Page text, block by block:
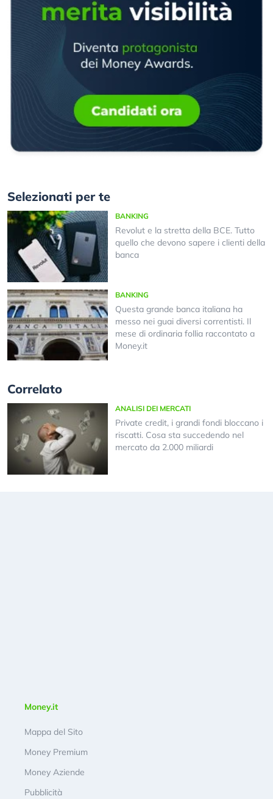
Selezionati per te
BANKING
Revolut e la stretta della BCE. Tutto
quello che devono sapere i clienti della
banca
BANKING
Questa grande banca italiana ha
messo nei guai diversi correntisti. Il
mese di ordinaria follia raccontato a
Money.it
Correlato
ANALISI DEI MERCATI
Private credit, i grandi fondi bloccano i
riscatti. Cosa sta succedendo nel
mercato da 2.000 miliardi
Money.it
Mappa del Sito
Money Premium
Money Aziende
Pubblicità